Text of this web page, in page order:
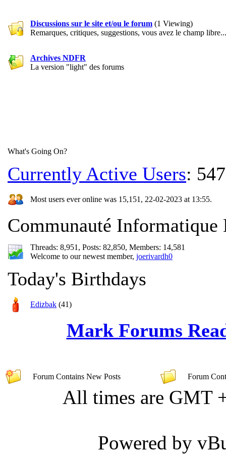
Discussions sur le site et/ou le forum (1 Viewing)
Remarques, critiques, suggestions, vous avez le champ libre...
Archives NDFR
La version "light" des forums
What's Going On?
Currently Active Users:
Most users ever online was 15,151, 22-02-2023 at 13:55.
Communauté Informatique
Threads: 8,951, Posts: 82,850, Members: 14,581
Welcome to our newest member, joerivardh0
Today's Birthdays
Edizbak (41)
Mark Forums
Forum Contains New Posts Forum
All times are GMT
Powered by